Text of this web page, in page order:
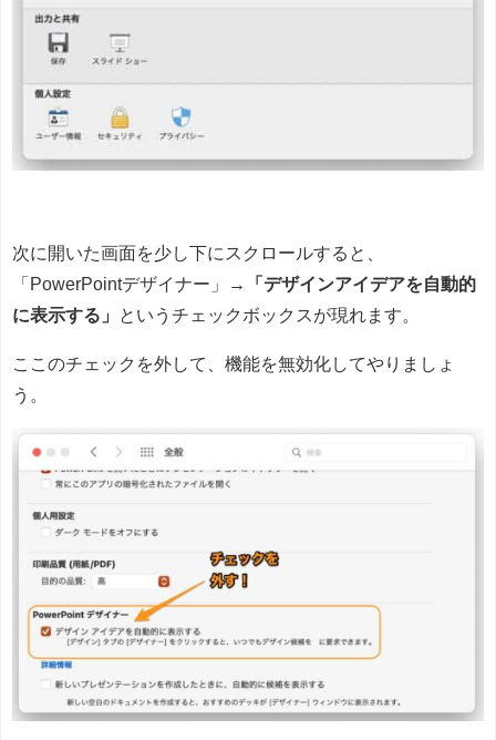
次に開いた画面を少し下にスクロールすると、
「PowerPointデザイナー」→
「デザインアイデアを自動的
に表示する」
というチェックボックスが現れます。
ここのチェックを外して、機能を無効化してやりましょ
う。